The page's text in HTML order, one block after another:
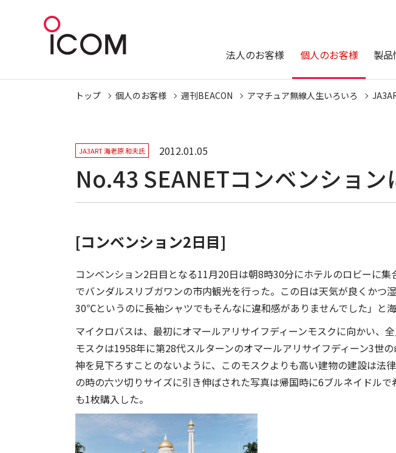
法人のお客様 個人のお客様 製品
トップ 個人のお客様 週刊BEACON アマチュア無線人生いろいろ
JA3ART 海老原 和夫氏 2012.01.05
No.43 SEANETコンベンション
[コンベンション2日目]
コンベンション2日目となる11月20日は朝8時30分にホテルのロビーに
でバンダルスリブガワンの市内観光を行った。この日は天気が良くかつ
30℃というのに長袖シャツでもそんなに違和感がありませんでした」と海
マイクロバスは、最初にオマールアリサイフディーンモスクに向かい、
モスクは1958年に第28代スルターンのオマールアリサイフディーン3世の
神を見下ろすことのないように、このモスクよりも高い建物の建設は法
の時の六ツ切りサイズに引き伸ばされた写真は帰国時に6ブルネイドル
も1枚購入した。